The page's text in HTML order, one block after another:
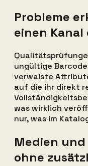
Probleme
einen
ungültige
verwaiste
auf die ihr direkt
was wirklich
nur, was im
Medien
ohne